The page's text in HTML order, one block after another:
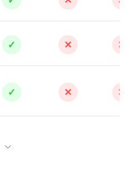
✓ ✕ ✕
✓ ✕ ✕